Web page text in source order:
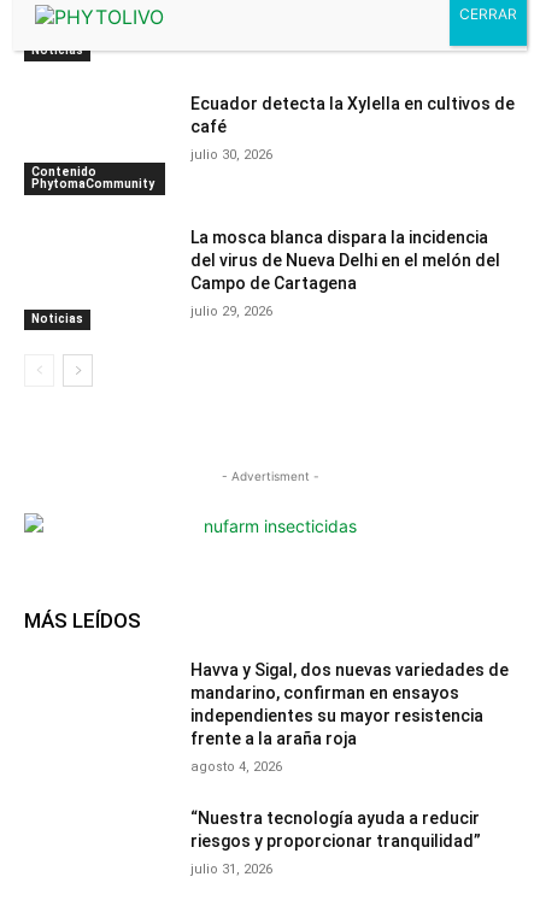
Noticias
Contenido
PhytomaCommunity
Ecuador detecta la Xylella en cultivos de
café
julio 30, 2026
Noticias
La mosca blanca dispara la incidencia
del virus de Nueva Delhi en el melón del
Campo de Cartagena
julio 29, 2026
- Advertisment -
MÁS LEÍDOS
Havva y Sigal, dos nuevas variedades de
mandarino, confirman en ensayos
independientes su mayor resistencia
frente a la araña roja
agosto 4, 2026
“Nuestra tecnología ayuda a reducir
riesgos y proporcionar tranquilidad”
julio 31, 2026